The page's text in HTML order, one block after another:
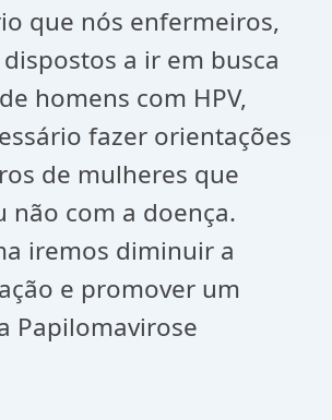
que nós enfermeiros,
a ir em busca
homens com HPV,
fazer orientações
de mulheres que
não com a doença.
iremos diminuir a
e promover um
Papilomavirose